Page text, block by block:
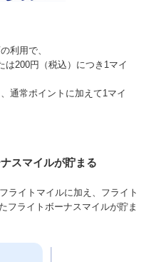
利用で、
は200円（税込）につき1マイ
通常ポイントに加えて1マイ
スマイルが貯まる
ライトマイルに加え、フライト
フライトボーナスマイルが貯ま